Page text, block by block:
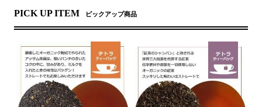
PICK UP ITEM ピックアップ商品